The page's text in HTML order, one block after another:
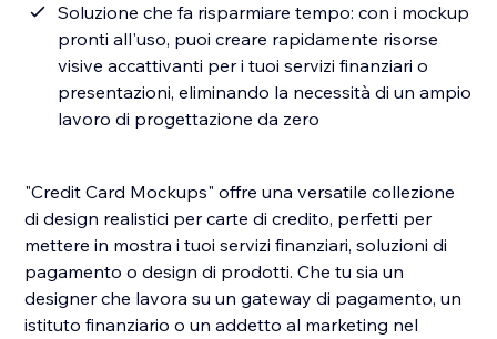
Soluzione che fa risparmiare tempo: con i mockup
pronti all'uso, puoi creare rapidamente risorse
visive accattivanti per i tuoi servizi finanziari o
presentazioni, eliminando la necessità di un ampio
lavoro di progettazione da zero
"Credit Card Mockups" offre una versatile collezione
di design realistici per carte di credito, perfetti per
mettere in mostra i tuoi servizi finanziari, soluzioni di
pagamento o design di prodotti. Che tu sia un
designer che lavora su un gateway di pagamento, un
istituto finanziario o un addetto al marketing nel